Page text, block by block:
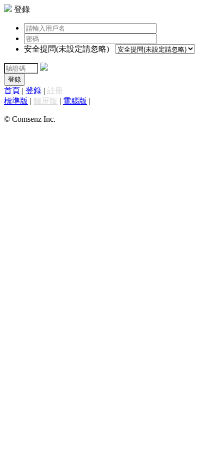
登錄
安全提問(未設定請忽略)
登錄
首頁 | 登錄 | 註冊
標準版 | 觸屏版 | 電腦版 |
© Comsenz Inc.